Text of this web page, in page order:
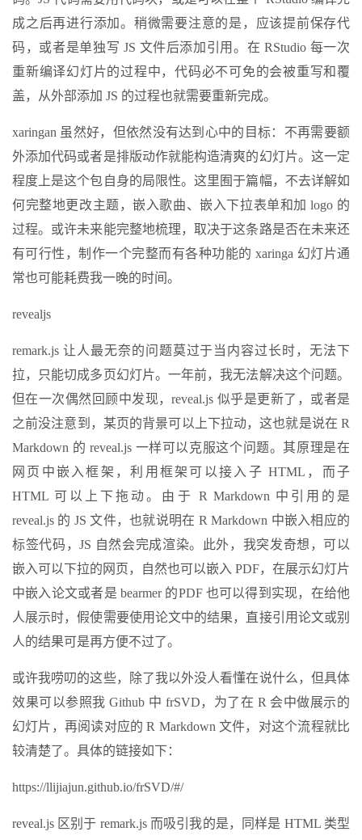
成之后再进行添加。稍微需要注意的是，应该提前保存代
码，或者是单独写 JS 文件后添加引用。在 RStudio 每一次
重新编译幻灯片的过程中，代码必不可免的会被重写和覆
盖，从外部添加 JS 的过程也就需要重新完成。
xaringan 虽然好，但依然没有达到心中的目标：不再需要额
外添加代码或者是排版动作就能构造清爽的幻灯片。这一定
程度上是这个包自身的局限性。这里囿于篇幅，不去详解如
何完整地更改主题，嵌入歌曲、嵌入下拉表单和加 logo 的
过程。或许未来能完整地梳理，取决于这条路是否在未来还
有可行性，制作一个完整而有各种功能的 xaringa 幻灯片通
常也可能耗费我一晚的时间。
revealjs
remark.js 让人最无奈的问题莫过于当内容过长时，无法下
拉，只能切成多页幻灯片。一年前，我无法解决这个问题。
但在一次偶然回顾中发现，reveal.js 似乎是更新了，或者是
之前没注意到，某页的背景可以上下拉动，这也就是说在 R
Markdown 的 reveal.js 一样可以克服这个问题。其原理是在
网页中嵌入框架，利用框架可以接入子 HTML，而子
HTML 可以上下拖动。由于 R Markdown 中引用的是
reveal.js 的 JS 文件，也就说明在 R Markdown 中嵌入相应的
标签代码，JS 自然会完成渲染。此外，我突发奇想，可以
嵌入可以下拉的网页，自然也可以嵌入 PDF，在展示幻灯片
中嵌入论文或者是 bearmer 的PDF 也可以得到实现，在给他
人展示时，假使需要使用论文中的结果，直接引用论文或别
人的结果可是再方便不过了。
或许我唠叨的这些，除了我以外没人看懂在说什么，但具体
效果可以参照我 Github 中 frSVD，为了在 R 会中做展示的
幻灯片，再阅读对应的 R Markdown 文件，对这个流程就比
较清楚了。具体的链接如下：
https://llijiajun.github.io/frSVD/#/
reveal.js 区别于 remark.js 而吸引我的是，同样是 HTML 类型